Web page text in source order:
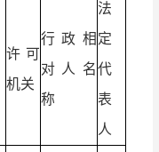
许可
机关
行政相
对人名
称
法
定
代
表
人